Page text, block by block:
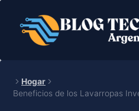
contenido
Hogar
Beneficios de los Lavarropas